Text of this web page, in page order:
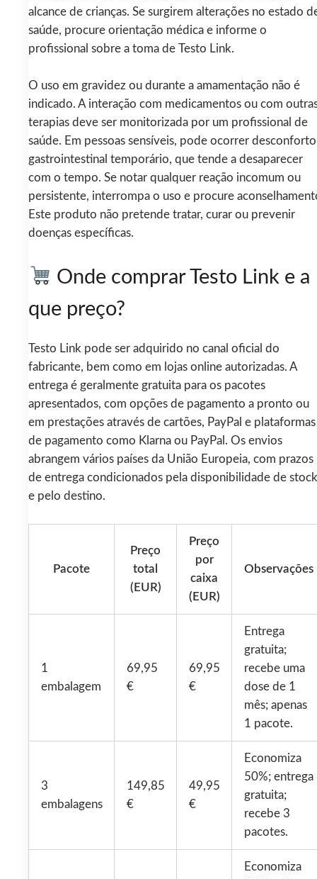
alcance de crianças. Se surgirem alterações no estado
saúde, procure orientação médica e informe o
profissional sobre a toma de Testo Link.
O uso em gravidez ou durante a amamentação não é
indicado. A interação com medicamentos ou com
terapias deve ser monitorizada por um profissional de
saúde. Em pessoas sensíveis, pode ocorrer desconforto
gastrointestinal temporário, que tende a desaparecer
com o tempo. Se notar qualquer reação incomum ou
persistente, interrompa o uso e procure
Este produto não pretende tratar, curar ou prevenir
doenças específicas.
Onde comprar Testo Link e a
que preço?
Testo Link pode ser adquirido no canal oficial do
fabricante, bem como em lojas online autorizadas. A
entrega é geralmente gratuita para os pacotes
apresentados, com opções de pagamento a pronto ou
em prestações através de cartões, PayPal e plataformas
de pagamento como Klarna ou PayPal. Os envios
abrangem vários países da União Europeia, com prazos
de entrega condicionados pela disponibilidade de stock
e pelo destino.
Pacote
Preço
total
(EUR)
Preço
por
caixa
(EUR)
Observações
1
embalagem
69,95
€
69,95
€
Entrega
gratuita;
recebe uma
dose de 1
mês; apenas
1 pacote.
3
embalagens
149,85
€
49,95
€
Economiza
50%; entrega
gratuita;
recebe 3
pacotes.
Economiza